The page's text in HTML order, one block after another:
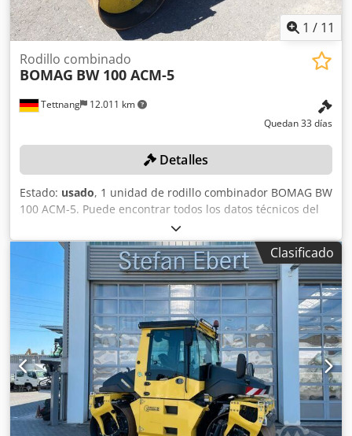
1 / 11
Tettnang 12.011 km
Rodillo combinado
BOMAG BW 100 ACM-5
Quedan 33 días
Detalles
Estado: usado, 1 unidad de rodillo combinador BOMAG BW
100 ACM-5. Puede encontrar todos los datos técnicos del
artículo que se subasta en la sección «Documentos» en
formato PDF, disponible para descargar. Color: como se
muestra en las imágenes, de acuerdo con las fotos y la
inspección. Estado: usado. Csdpfozqaycsx Ahrorf
Clasificado